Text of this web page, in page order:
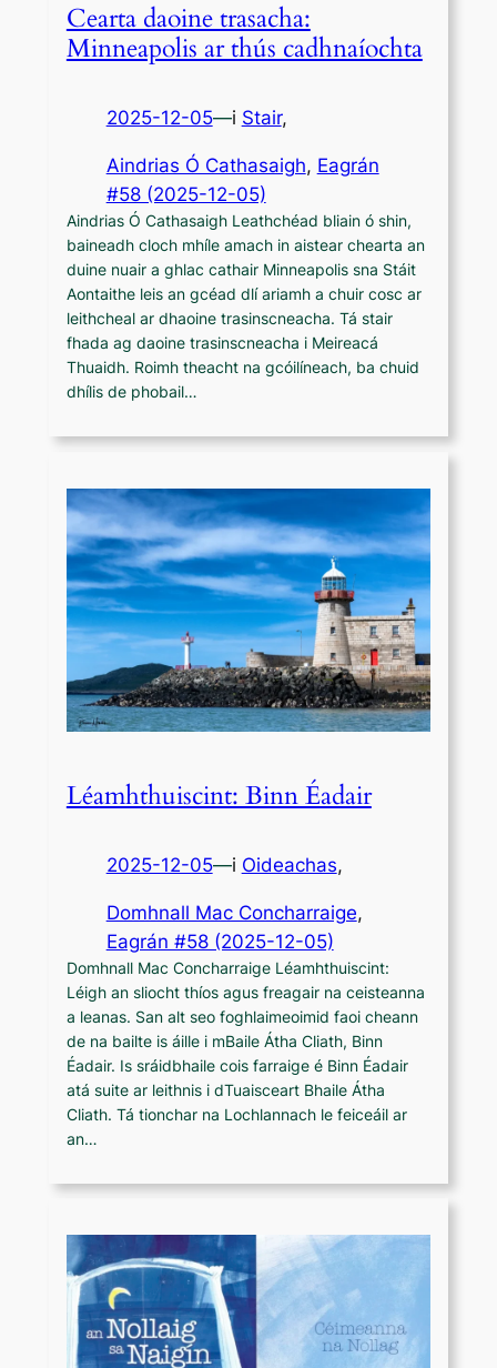
Cearta daoine trasacha:
Minneapolis ar thús cadhnaíochta
2025-12-05—i Stair,
Aindrias Ó Cathasaigh, Eagrán
#58 (2025-12-05)
Aindrias Ó Cathasaigh Leathchéad bliain ó shin,
baineadh cloch mhíle amach in aistear chearta an
duine nuair a ghlac cathair Minneapolis sna Stáit
Aontaithe leis an gcéad dlí ariamh a chuir cosc ar
leithcheal ar dhaoine trasinscneacha. Tá stair
fhada ag daoine trasinscneacha i Meireacá
Thuaidh. Roimh theacht na gcóilíneach, ba chuid
dhílis de phobail…
Léamhthuiscint: Binn Éadair
2025-12-05—i Oideachas,
Domhnall Mac Concharraige
Eagrán #58 (2025-12-05)
Domhnall Mac Concharraige Léamhthuiscint:
Léigh an sliocht thíos agus freagair na ceisteanna
a leanas. San alt seo foghlaimeoimid faoi cheann
de na bailte is áille i mBaile Átha Cliath, Binn
Éadair. Is sráidbhaile cois farraige é Binn Éadair
atá suite ar leithnis i dTuaisceart Bhaile Átha
Cliath. Tá tionchar na Lochlannach le feiceáil ar
an…